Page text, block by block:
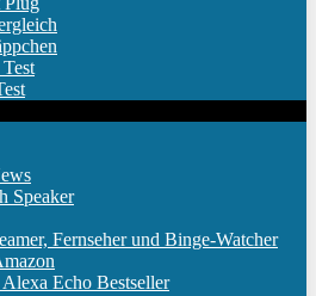
Speaker
Fernseher und Binge-Watcher
Echo Bestseller